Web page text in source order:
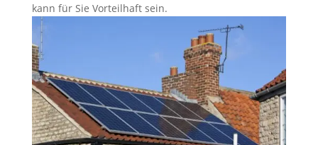
kann für Sie Vorteilhaft sein.